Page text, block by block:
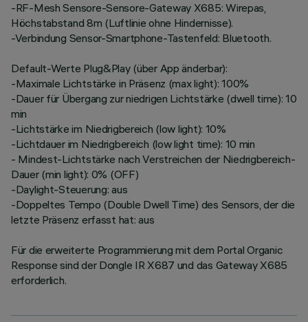
-RF-Mesh Sensore-Sensore-Gateway X685: Wirepas,
Höchstabstand 8m (Luftlinie ohne Hindernisse).
-Verbindung Sensor-Smartphone-Tastenfeld: Bluetooth.
Default-Werte Plug&Play (über App änderbar):
-Maximale Lichtstärke in Präsenz (max light): 100%
-Dauer für Übergang zur niedrigen Lichtstärke (dwell time): 10
min
-Lichtstärke im Niedrigbereich (low light): 10%
-Lichtdauer im Niedrigbereich (low light time): 10 min
- Mindest-Lichtstärke nach Verstreichen der Niedrigbereich-
Dauer (min light): 0% (OFF)
-Daylight-Steuerung: aus
-Doppeltes Tempo (Double Dwell Time) des Sensors, der die
letzte Präsenz erfasst hat: aus
Für die erweiterte Programmierung mit dem Portal Organic
Response sind der Dongle IR X687 und das Gateway X685
erforderlich.